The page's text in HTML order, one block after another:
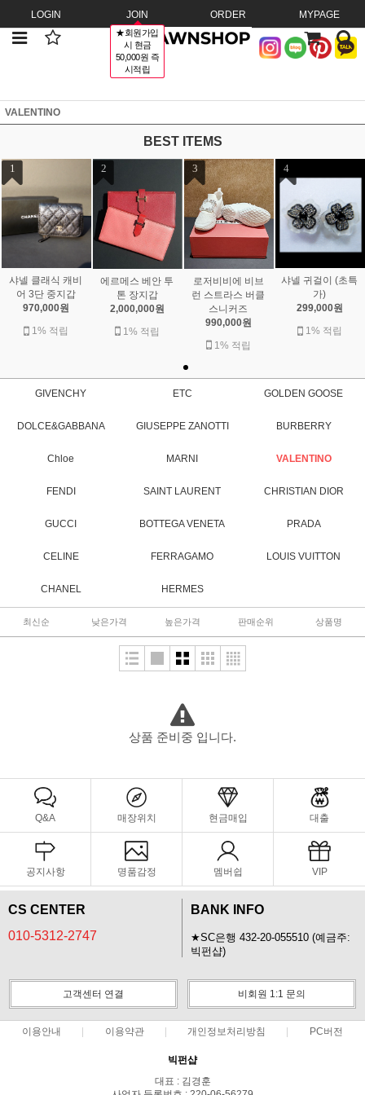
LOGIN JOIN
★회원가입
시 현금
50,000원 즉
시적립
ORDER MYPAGE
VALENTINO
BEST ITEMS
1
샤넬 클래식 캐비
어 3단 중지갑
970,000원
1% 적립
2
에르메스 베안 투
톤 장지갑
2,000,000원
1% 적립
3
로저비비에 비브
런 스트라스 버클
스니커즈
990,000원
1% 적립
4
샤넬 귀걸이 (초특
가)
299,000원
1% 적립
GIVENCHY ETC GOLDEN GOOSE
DOLCE&GABBANA GIUSEPPE ZANOTTI BURBERRY
Chloe MARNI VALENTINO
FENDI SAINT LAURENT CHRISTIAN DIOR
GUCCI BOTTEGA VENETA PRADA
CELINE FERRAGAMO LOUIS VUITTON
CHANEL HERMES
최신순 낮은가격 높은가격 판매순위 상품명
상품 준비중 입니다.
Q&A 매장위치 현금매입 대출
공지사항 명품감정 멤버쉽 VIP
CS CENTER
010-5312-2747
BANK INFO
★SC은행 432-20-055510 (예금주:
빅펀샵)
고객센터 연결 비회원 1:1 문의
이용안내 이용약관 개인정보처리방침 PC버전
빅펀샵
대표 : 김경훈